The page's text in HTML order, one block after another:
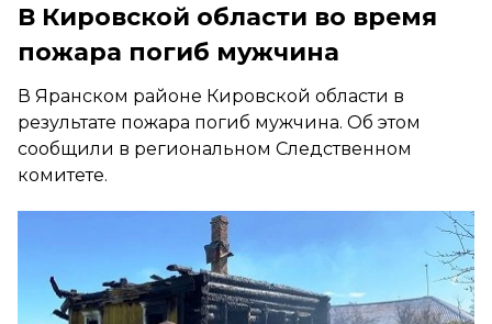
В Кировской области во время
пожара погиб мужчина
В Яранском районе Кировской области в
результате пожара погиб мужчина. Об этом
сообщили в региональном Следственном
комитете.